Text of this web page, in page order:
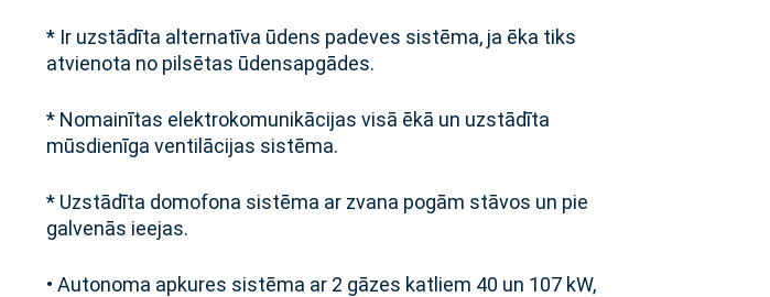
* Ir uzstādīta alternatīva ūdens padeves sistēma, ja ēka tiks
atvienota no pilsētas ūdensapgādes.
* Nomainītas elektrokomunikācijas visā ēkā un uzstādīta
mūsdienīga ventilācijas sistēma.
* Uzstādīta domofona sistēma ar zvana pogām stāvos un pie
galvenās ieejas.
• Autonoma apkures sistēma ar 2 gāzes katliem 40 un 107 kW,